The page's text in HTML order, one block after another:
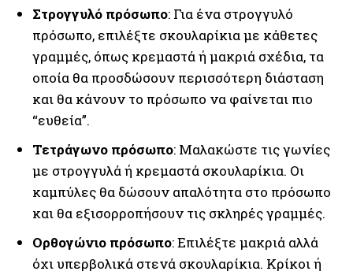
Στρογγυλό πρόσωπο: Για ένα στρογγυλό
πρόσωπο, επιλέξτε σκουλαρίκια με κάθετες
γραμμές, όπως κρεμαστά ή μακριά σχέδια, τα
οποία θα προσδώσουν περισσότερη διάσταση
και θα κάνουν το πρόσωπο να φαίνεται πιο
“ευθεία”.
Τετράγωνο πρόσωπο: Μαλακώστε τις γωνίες
με στρογγυλά ή κρεμαστά σκουλαρίκια. Οι
καμπύλες θα δώσουν απαλότητα στο πρόσωπο
και θα εξισορροπήσουν τις σκληρές γραμμές.
Ορθογώνιο πρόσωπο: Επιλέξτε μακριά αλλά
όχι υπερβολικά στενά σκουλαρίκια. Κρίκοι ή